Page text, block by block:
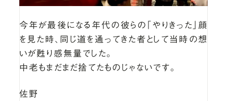
今年が最後になる年代の彼らの「やりきった」顔
を見た時、同じ道を通ってきた者として当時の想
いが甦り感無量でした。
中老もまだまだ捨てたものじゃないです。
佐野